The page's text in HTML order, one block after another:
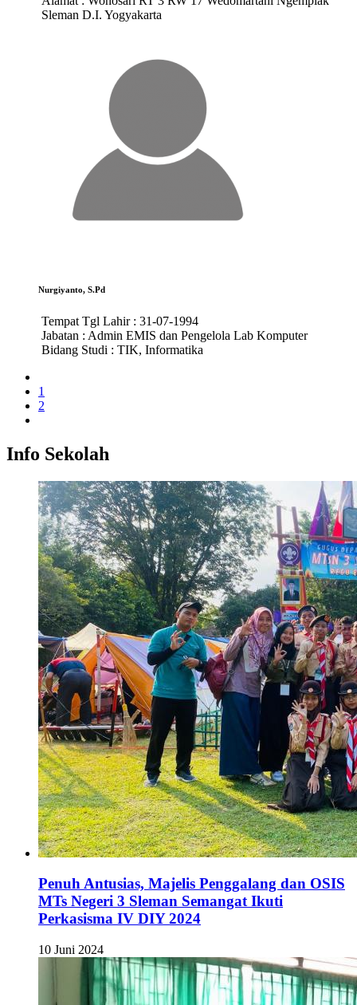
Sleman D.I. Yogyakarta
Nurgiyanto, S.Pd
Tempat Tgl Lahir : 31-07-1994
Jabatan : Admin EMIS dan Pengelola Lab Komputer
Bidang Studi : TIK, Informatika
1
2
Info Sekolah
Penuh Antusias, Majelis Penggalang dan OSIS
MTs Negeri 3 Sleman Semangat Ikuti
Perkasisma IV DIY 2024
10 Juni 2024